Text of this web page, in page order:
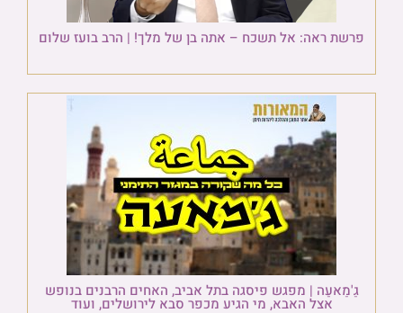
פרשת ראה: אל תשכח – אתה בן של מלך! | הרב בועז שלום
גַ'מַאעַה | מפגש פיסגה בתל אביב, האחים הרבנים בנופש
אצל האבא, מי הגיע מכפר סבא לירושלים, ועוד